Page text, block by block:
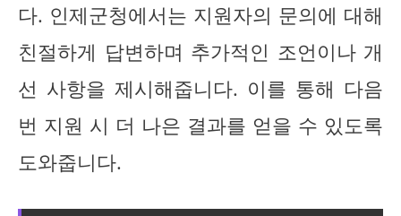
다. 인제군청에서는 지원자의 문의에 대해
친절하게 답변하며 추가적인 조언이나 개
선 사항을 제시해줍니다. 이를 통해 다음
번 지원 시 더 나은 결과를 얻을 수 있도록
도와줍니다.